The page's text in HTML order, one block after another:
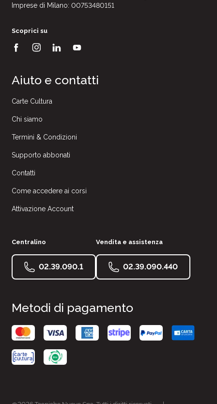
Imprese di Milano: 00753480151
Scoprici su
Aiuto e contatti
Carte Cultura
Chi siamo
Termini & Condizioni
Supporto abbonati
Contatti
Come accedere ai corsi
Attivazione Account
Centralino
02.39.090.1
Vendita e assistenza
02.39.090.440
Metodi di pagamento